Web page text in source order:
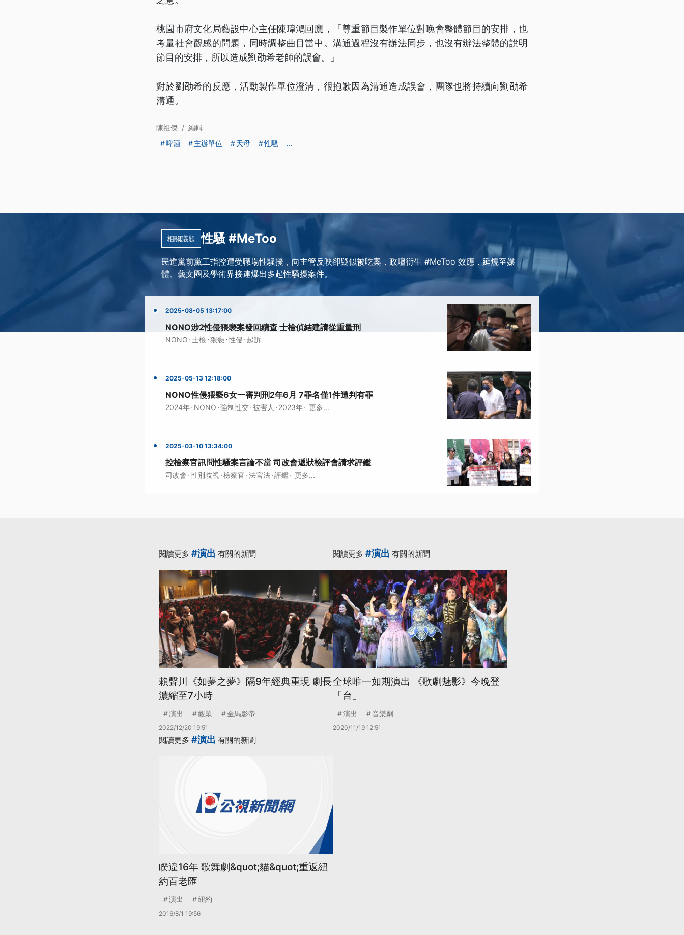
桃園市府文化局藝設中心主任陳瑋鴻回應，「尊重節目製作單位對晚會整體節目的安排，也
考量社會觀感的問題，同時調整曲目當中。溝通過程沒有辦法同步，也沒有辦法整體的說明
節目的安排，所以造成劉劭希老師的誤會。」
對於劉劭希的反應，活動製作單位澄清，很抱歉因為溝通造成誤會，團隊也將持續向劉劭希
溝通。
陳祖傑 / 編輯
啤酒
主辦單位 天母 性騷 ...
相關議題 性騷 #MeToo
民進黨前黨工指控遭受職場性騷擾，向主管反映卻疑似被吃案，政壇衍生 #MeToo 效應，延燒至媒
體、藝文圈及學術界接連爆出多起性騷擾案件。
2025-08-05 13:17:00
NONO涉2性侵猥褻案發回續查 士檢偵結建請從重量刑
NONO ·士檢 ·猥褻·性侵 · 起訴
2025-05-13 12:18:00
NONO性侵猥褻6女一審判刑2年6月 7罪名僅1件遭判有罪
2024年· NONO ·強制性交 ·被害人 · 2023年· 更多...
2025-03-10 13:34:00
控檢察官訊問性騷案言論不當 司改會遞狀檢評會請求評鑑
司改會 ·性別歧視 ·檢察官 ·法官法·評鑑· 更多...
閱讀更多 #演出 有關的新聞
賴聲川《如夢之夢》隔9年經典重現 劇長
濃縮至7小時
演出 觀眾 金馬影帝
2022/12/20 19:51
閱讀更多 #演出 有關的新聞
全球唯一如期演出 《歌劇魅影》今晚登
「台」
演出 音樂劇
2020/11/19 12:51
閱讀更多 #演出 有關的新聞
睽違16年 歌舞劇&quot;貓&quot;重返紐
約百老匯
演出 紐約
2016/8/1 19:56